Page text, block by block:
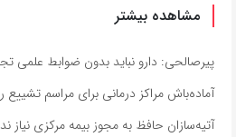
مشاهده بیشتر
پیرصالحی: دارو نباید بدون ضوابط علمی
آماده‌باش مراکز درمانی برای مراسم تشییع
آتیه‌سازان حافظ به مجوز بیمه مرکزی نیاز